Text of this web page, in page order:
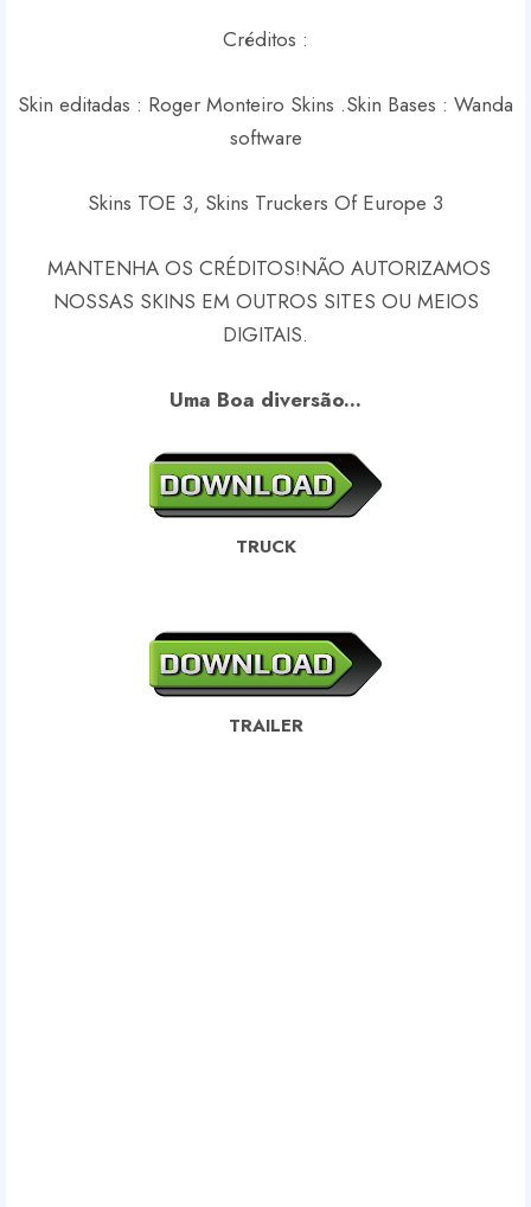
Créditos :
Skin editadas : Roger Monteiro Skins .Skin Bases : Wanda
software
Skins TOE 3, Skins Truckers Of Europe 3
MANTENHA OS CRÉDITOS!NÃO AUTORIZAMOS
NOSSAS SKINS EM OUTROS SITES OU MEIOS
DIGITAIS.
Uma Boa diversão...
TRUCK
TRAILER